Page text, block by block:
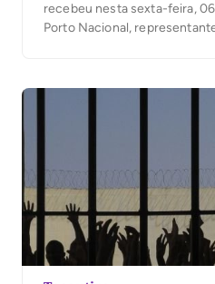
recebeu nesta sexta-feira,
Porto Nacional,
encaminhado à Casa de